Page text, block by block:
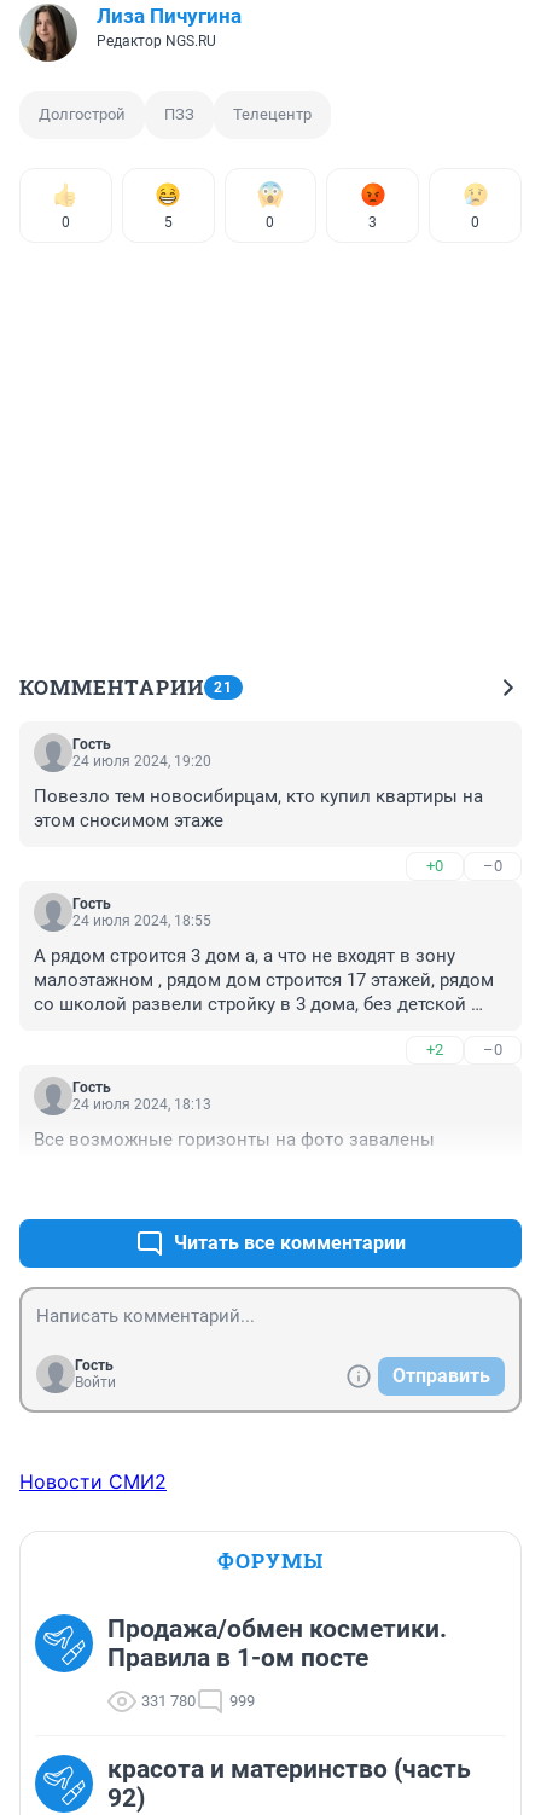
Лиза Пичугина
Редактор NGS.RU
Долгострой ПЗЗ Телецентр
0 5 0 3 0
КОММЕНТАРИИ 21
Гость
24 июля 2024, 19:20
Повезло тем новосибирцам, кто купил квартиры на
этом сносимом этаже
+0 –0
Гость
24 июля 2024, 18:55
А рядом строится 3 дом а, а что не входят в зону
малоэтажном , рядом дом строится 17 этажей, рядом
со школой развели стройку в 3 дома, без детской
+2 –0
Гость
24 июля 2024, 18:13
Все возможные горизонты на фото завалены
Читать все комментарии
Гость
Войти
Отправить
Новости СМИ2
ФОРУМЫ
Продажа/обмен косметики.
Правила в 1-ом посте
331 780 999
красота и материнство (часть
92)